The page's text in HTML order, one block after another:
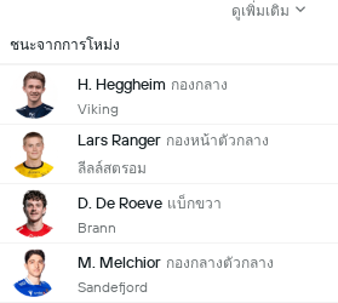
ดูเพิ่มเติม
ชนะจากการโหม่ง
H. Heggheim กองกลาง
Viking
Lars Ranger กองหน้าตัวกลาง
ลีลล์สตรอม
D. De Roeve แบ็กขวา
Brann
M. Melchior กองกลางตัวกลาง
Sandefjord